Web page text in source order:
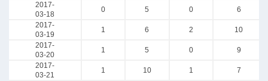
2017-
03-18
0 5 0
6
2017-
03-19
1 6 2
10
2017-
03-20
1 5 0
9
2017-
03-21
1 10 1
7